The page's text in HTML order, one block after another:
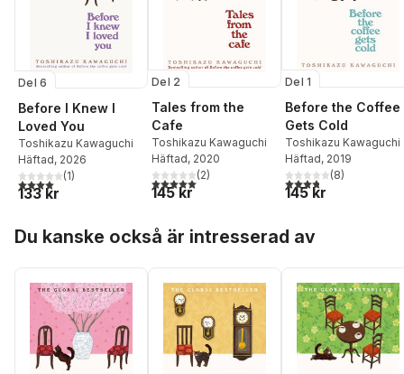
Del 6
Before I Knew I
Loved You
Toshikazu Kawaguchi
Häftad, 2026
4,0utav 5 stjärnor. Totalt antal röster:
(1)
133 kr
Del 2
Tales from the
Cafe
Toshikazu Kawaguchi
Häftad, 2020
5,0utav 5 stjärnor. Totalt antal röster:
(2)
145 kr
Del 1
Before the Coffee
Gets Cold
Toshikazu Kawaguchi
Häftad, 2019
3,8utav 5 stjärnor.
(8)
145 kr
Du kanske också är intresserad av